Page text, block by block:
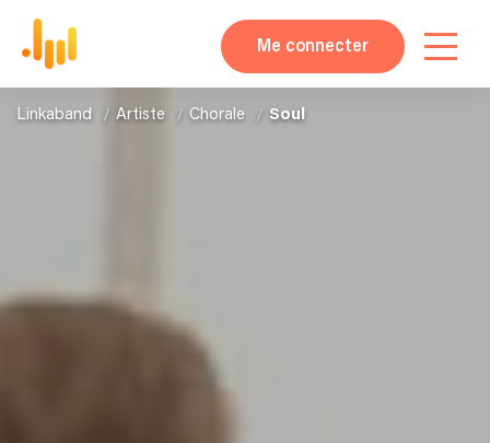
Me connecter
Linkaband Artiste Chorale Soul